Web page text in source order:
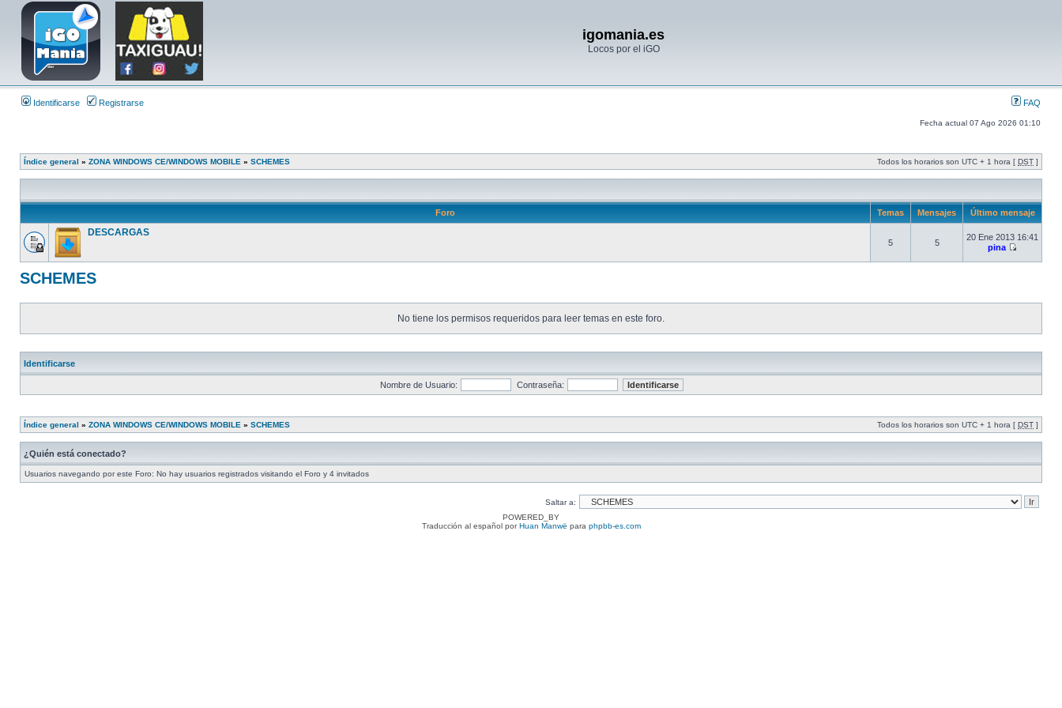
igomania.es
Locos por el iGO
Identificarse Registrarse FAQ
Fecha actual 07 Ago 2026 01:10
Índice general » ZONA WINDOWS CE/WINDOWS MOBILE » SCHEMES Todos los horarios son UTC + 1 hora [ DST ]
Foro Temas Mensajes Último mensaje
DESCARGAS
5 5
20 Ene 2013 16:41
pina
SCHEMES
No tiene los permisos requeridos para leer temas en este foro.
Identificarse
Nombre de Usuario: Contraseña:
Índice general » ZONA WINDOWS CE/WINDOWS MOBILE » SCHEMES Todos los horarios son UTC + 1 hora [ DST ]
¿Quién está conectado?
Usuarios navegando por este Foro: No hay usuarios registrados visitando el Foro y 4 invitados
Saltar a:
POWERED_BY
Traducción al español porHuan Manwë para phpbb-es.com